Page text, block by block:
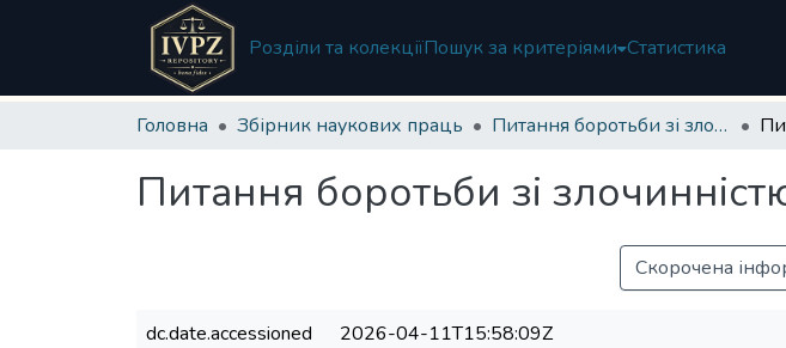
Розділи та колекціїПошук за критеріями Статистика
Головна Збірник наукових праць Питання боротьби зі злочинністю
Питання боротьби зі
Скорочена
dc.date.accessioned
2026-04-11T15:58:09Z